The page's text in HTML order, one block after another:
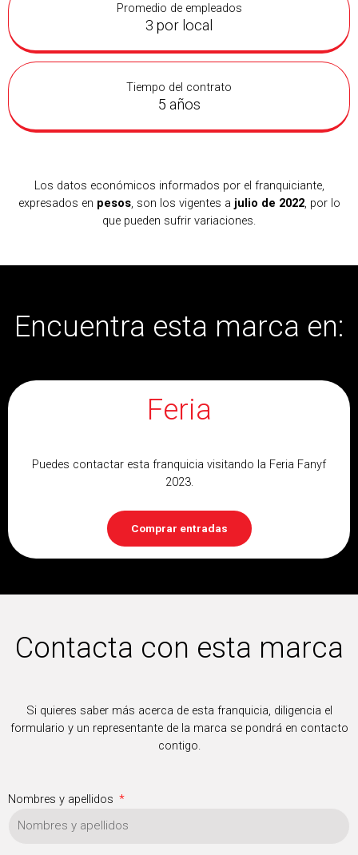
Promedio de empleados
3 por local
Tiempo del contrato
5 años
Los datos económicos informados por el franquiciante,
expresados en pesos, son los vigentes a julio de 2022, por lo
que pueden sufrir variaciones.
Encuentra esta marca en:
Feria
Puedes contactar esta franquicia visitando la Feria Fanyf
2023.
Comprar entradas
Contacta con esta marca
Si quieres saber más acerca de esta franquicia, diligencia el
formulario y un representante de la marca se pondrá en contacto
contigo.
Nombres y apellidos